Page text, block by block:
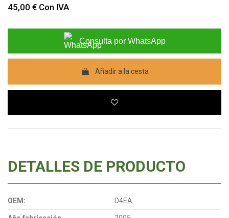
45,00 € Con IVA
Consulta por WhatsApp
Añadir a la cesta
DETALLES DE PRODUCTO
OEM: D4EA